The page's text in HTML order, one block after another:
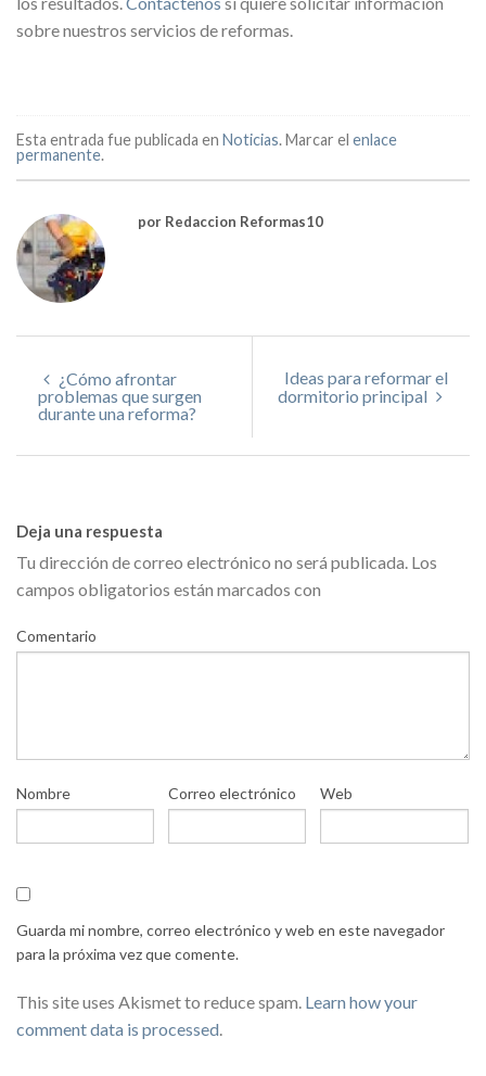
sobre nuestros servicios de reformas.
Esta entrada fue publicada en Noticias. Marcar el enlace
permanente.
por Redaccion Reformas10
¿Cómo afrontar
problemas que surgen
durante una reforma?
Ideas para reformar el
dormitorio principal
Deja una respuesta
Tu dirección de correo electrónico no será publicada. Los
campos obligatorios están marcados con
Comentario
Nombre Correo electrónico Web
Guarda mi nombre, correo electrónico y web en este navegador
para la próxima vez que comente.
This site uses Akismet to reduce spam. Learn how your
comment data is processed.